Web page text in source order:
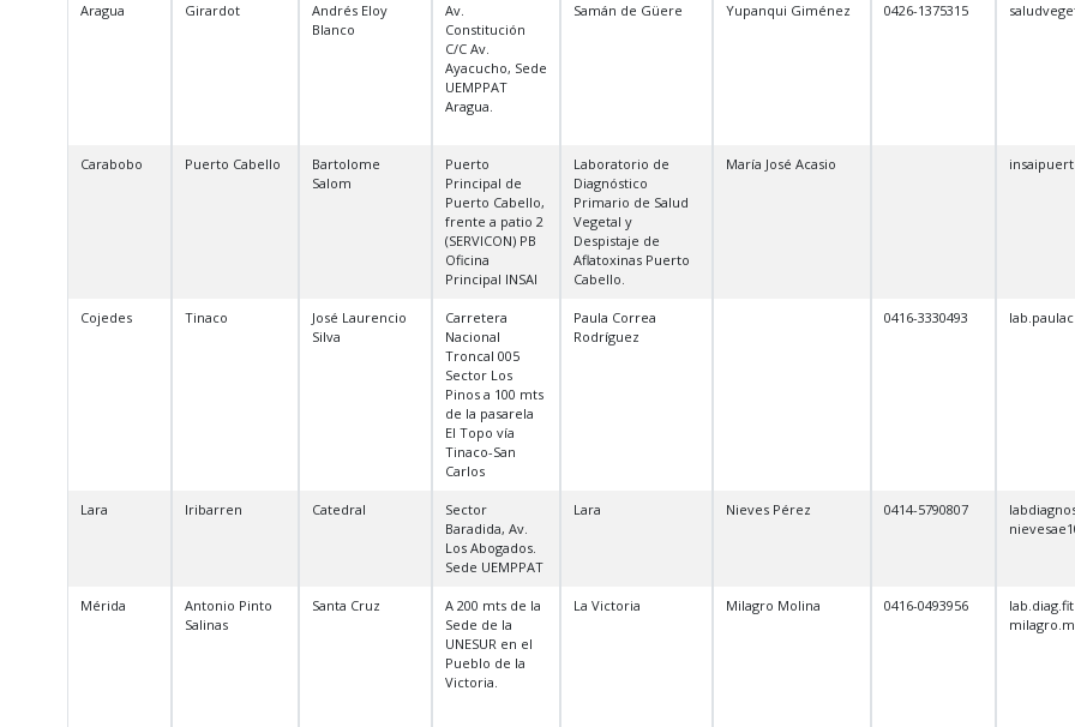
Aragua Girardot
Andrés Eloy
Blanco
Av.
Constitución
C/C Av.
Ayacucho, Sede
UEMPPAT
Aragua.
Samán de Güere Yupanqui Giménez 0426-1375315
Carabobo Puerto Cabello
Bartolome
Salom
Puerto
Principal de
Puerto Cabello,
frente a patio 2
(SERVICON) PB
Oficina
Principal INSAI
Laboratorio de
Diagnóstico
Primario de Salud
Vegetal y
Despistaje de
Aflatoxinas Puerto
Cabello.
María José Acasio
Cojedes Tinaco
José Laurencio
Silva
Carretera
Nacional
Troncal 005
Sector Los
Pinos a 100 mts
de la pasarela
El Topo vía
Tinaco-San
Carlos
Paula Correa
Rodríguez
0416-3330493
Lara Iribarren Catedral
Sector
Baradida, Av.
Los Abogados.
Sede UEMPPAT
Lara Nieves Pérez 0414-5790807
Mérida
Antonio Pinto
Salinas
Santa Cruz
A 200 mts de la
Sede de la
UNESUR en el
Pueblo de la
Victoria.
La Victoria Milagro Molina 0416-0493956